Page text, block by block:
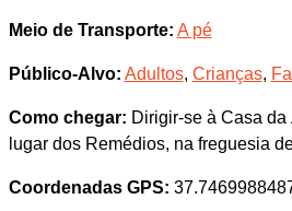
Meio de Transporte: A pé
Público-Alvo: Adultos, Crianças,
Como chegar: Dirigir-se à Casa
lugar dos Remédios, na freguesia
Coordenadas GPS: